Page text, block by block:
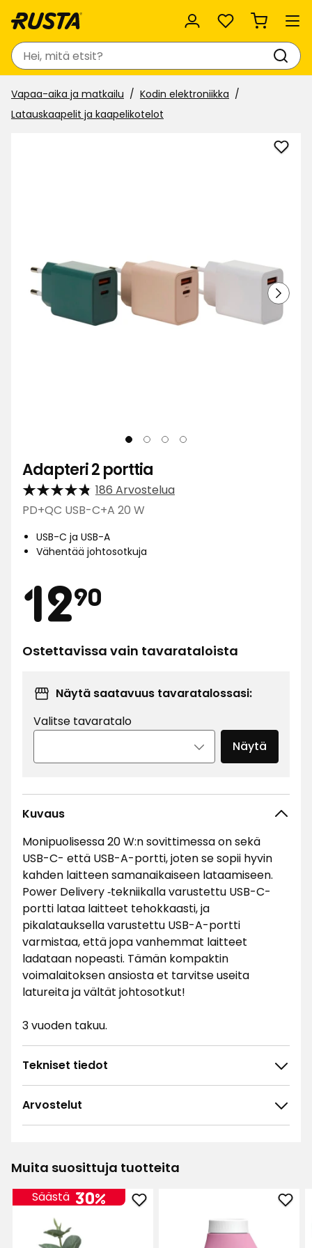
Suosikit
Haku
Vapaa-aika ja matkailu
Kodin elektroniikka
Latauskaapelit ja kaapelikotelot
Lisää
Adapteri 2 porttia
186 Arvostelua
PD+QC USB-C+A 20 W
USB-C ja USB-A
Vähentää johtosotkuja
Hinta
1290
€
Ostettavissa vain tavarataloista
Näytä saatavuus tavaratalossasi:
Valitse tavaratalo
Näytä
Kuvaus
Monipuolisessa 20 W:n sovittimessa on sekä
USB-C- että USB-A-portti, joten se sopii hyvin
kahden laitteen samanaikaiseen lataamiseen.
Power Delivery ‑tekniikalla varustettu USB-C-
portti lataa laitteet tehokkaasti, ja
pikalatauksella varustettu USB-A-portti
varmistaa, että jopa vanhemmat laitteet
ladataan nopeasti. Tämän kompaktin
voimalaitoksen ansiosta et tarvitse useita
latureita ja vältät johtosotkut!
3 vuoden takuu.
Tekniset tiedot
Arvostelut
4.8
2 ☆
Lajittele
Suodata
Muita suosittuja tuotteita
Säästä 30%
Lisää